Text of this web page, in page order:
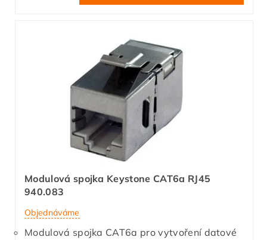
Modulová spojka Keystone CAT6a RJ45
940.083
Objednáváme
Modulová spojka CAT6a pro vytvoření datové